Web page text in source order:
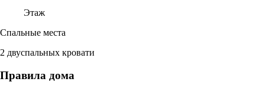
Этаж
Спальные места
2 двуспальных кровати
Правила дома